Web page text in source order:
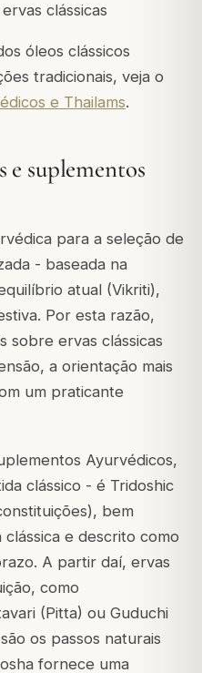
clássicas
óleos clássicos
tradicionais, veja o
e Thailams.
e suplementos
para a seleção de
- baseada na
atual (Vikriti),
Por esta razão,
sobre ervas clássicas
a orientação mais
um praticante
Ayurvédicos,
clássico - é Tridoshic
bem
e descrito como
A partir daí, ervas
como
(Pitta) ou Guduchi
os passos naturais
fornece uma